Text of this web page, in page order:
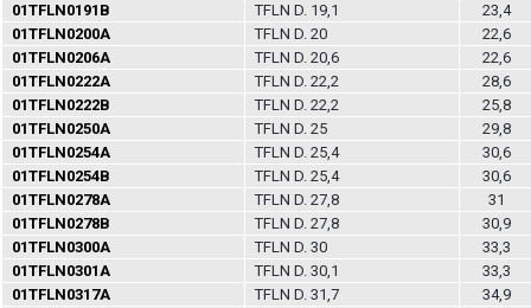
01TFLN0191B
TFLN D. 19,1
23,4
01TFLN0200A
TFLN D. 20
22,6
01TFLN0206A
TFLN D. 20,6
22,6
01TFLN0222A
TFLN D. 22,2
28,6
01TFLN0222B
TFLN D. 22,2
25,8
01TFLN0250A
TFLN D. 25
29,8
01TFLN0254A
TFLN D. 25,4
30,6
01TFLN0254B
TFLN D. 25,4
30,6
01TFLN0278A
TFLN D. 27,8
31
01TFLN0278B
TFLN D. 27,8
30,9
01TFLN0300A
TFLN D. 30
33,3
01TFLN0301A
TFLN D. 30,1
33,3
01TFLN0317A
TFLN D. 31,7
34,9